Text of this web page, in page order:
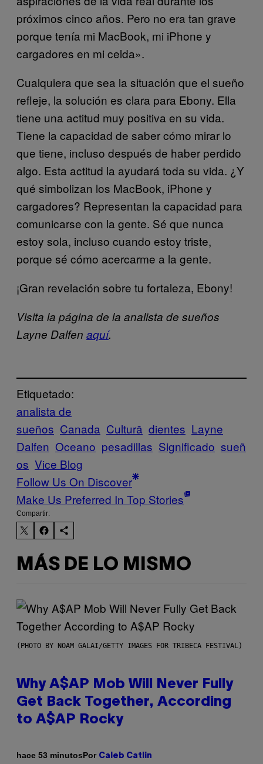
próximos cinco años. Pero no era tan grave
porque tenía mi MacBook, mi iPhone y
cargadores en mi celda».
Cualquiera que sea la situación que el sueño
refleje, la solución es clara para Ebony. Ella
tiene una actitud muy positiva en su vida.
Tiene la capacidad de saber cómo mirar lo
que tiene, incluso después de haber perdido
algo. Esta actitud la ayudará toda su vida. ¿Y
qué simbolizan los MacBook, iPhone y
cargadores? Representan la capacidad para
comunicarse con la gente. Sé que nunca
estoy sola, incluso cuando estoy triste,
porque sé cómo acercarme a la gente.
¡Gran revelación sobre tu fortaleza, Ebony!
Visita la página de la analista de sueños
Layne Dalfen aquí.
Etiquetado:
analista de
sueños Canada Cultură dientes Layne
Dalfen Oceano pesadillas Significado sueñ
os Vice Blog
Follow Us On Discover
Make Us Preferred In Top Stories
Compartir:
MÁS DE LO MISMO
(PHOTO BY NOAM GALAI/GETTY IMAGES FOR TRIBECA FESTIVAL)
Why A$AP Mob Will Never Fully
Get Back Together, According
to A$AP Rocky
hace 53 minutosPor Caleb Catlin